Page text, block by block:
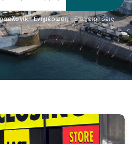
Ενημέρωση, Επιχειρήσεις